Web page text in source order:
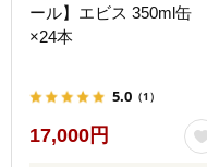
ール】エビス 350ml缶
×24本
5.0 （1）
17,000円